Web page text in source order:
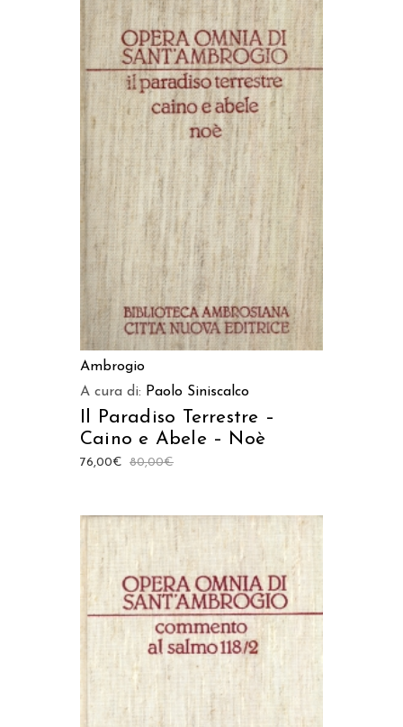
AGGIUNGI AL CARRELLO
Ambrogio
A cura di: Paolo Siniscalco
Il Paradiso Terrestre –
Caino e Abele – Noè
80,00€
76,00€